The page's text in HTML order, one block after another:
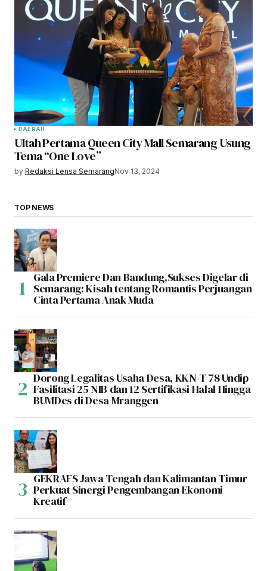
DAERAH
Ultah Pertama Queen City Mall Semarang Usung
Tema “One Love”
by Redaksi Lensa SemarangNov 13, 2024
TOP NEWS
Gala Premiere Dan Bandung,Sukses Digelar di
Semarang: Kisah tentang Romantis Perjuangan
Cinta Pertama Anak Muda
Dorong Legalitas Usaha Desa, KKN-T 78 Undip
Fasilitasi 25 NIB dan 12 Sertifikasi Halal Hingga
BUMDes di Desa Mranggen
GEKRAFS Jawa Tengah dan Kalimantan Timur
Perkuat Sinergi Pengembangan Ekonomi
Kreatif